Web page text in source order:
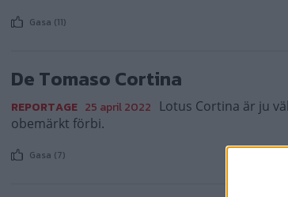
Gasa (11)
De Tomaso Cortina
REPORTAGE 25 april 2022 Lotus Cortina är ju
obemärkt förbi.
Gasa (7)